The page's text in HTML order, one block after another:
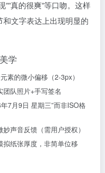
真的很爽”等口吻。这样
文字表达上出现明显的
学
素的微小偏移（2-3px）
团队照片+手写签名
年7月9日 星期三”而非ISO格
妙声音反馈（需用户授权）
拟纸张厚度，非简单位移